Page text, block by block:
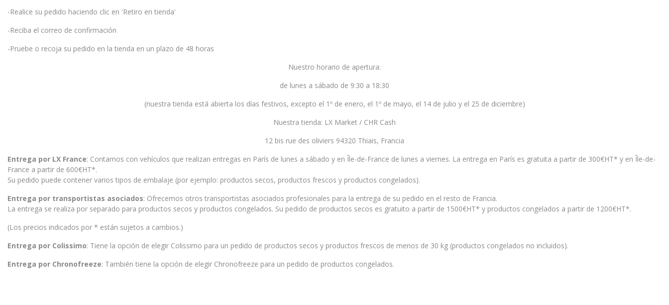
-Realice su pedido haciendo clic en 'Retiro en tienda'
-Reciba el correo de confirmación
-Pruebe o recoja su pedido en la tienda en un plazo de 48 horas
Nuestro horario de apertura:
de lunes a sábado de 9:30 a 18:30
(nuestra tienda está abierta los días festivos, excepto el 1º de enero, el 1º de mayo, el 14 de julio y el 25 de diciembre)
Nuestra tienda: LX Market / CHR Cash
12 bis rue des oliviers 94320 Thiais, Francia
Entrega por LX France: Contamos con vehículos que realizan entregas en París de lunes a sábado y en Île-de-France de lunes a viernes. La entrega en París es gratuita a partir de 300€HT* y en Île-de-
France a partir de 600€HT*.
Su pedido puede contener varios tipos de embalaje (por ejemplo: productos secos, productos frescos y productos congelados).
Entrega por transportistas asociados: Ofrecemos otros transportistas asociados profesionales para la entrega de su pedido en el resto de Francia.
La entrega se realiza por separado para productos secos y productos congelados. Su pedido de productos secos es gratuito a partir de 1500€HT* y productos congelados a partir de 1200€HT*.
(Los precios indicados por * están sujetos a cambios.)
Entrega por Colissimo: Tiene la opción de elegir Colissimo para un pedido de productos secos y productos frescos de menos de 30 kg (productos congelados no incluidos).
Entrega por Chronofreeze: También tiene la opción de elegir Chronofreeze para un pedido de productos congelados.